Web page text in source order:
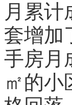
月累
套增加
手房月
㎡的小